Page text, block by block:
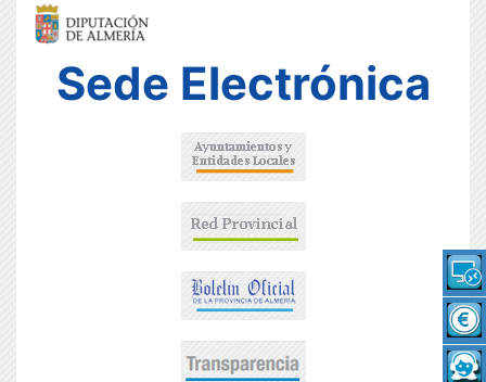
Sede Electrónica